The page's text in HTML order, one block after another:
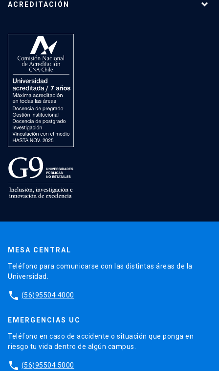
ACREDITACIÓN
MESA CENTRAL
Teléfono para comunicarse con las distintas áreas de la
Universidad.
phone (56)95504 4000
EMERGENCIAS UC
Teléfono en caso de accidente o situación que ponga en
riesgo tu vida dentro de algún campus.
phone (56)95504 5000